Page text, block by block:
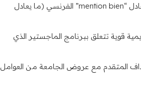
: غالبًا ما يكون مطلوبًا متوسط درجات أدنى يعادل “mention bien” الفرنسي (ما يعادل
قوية تتعلق ببرنامج الماجستير الذي
المتقدم مع عروض الجامعة من العوامل